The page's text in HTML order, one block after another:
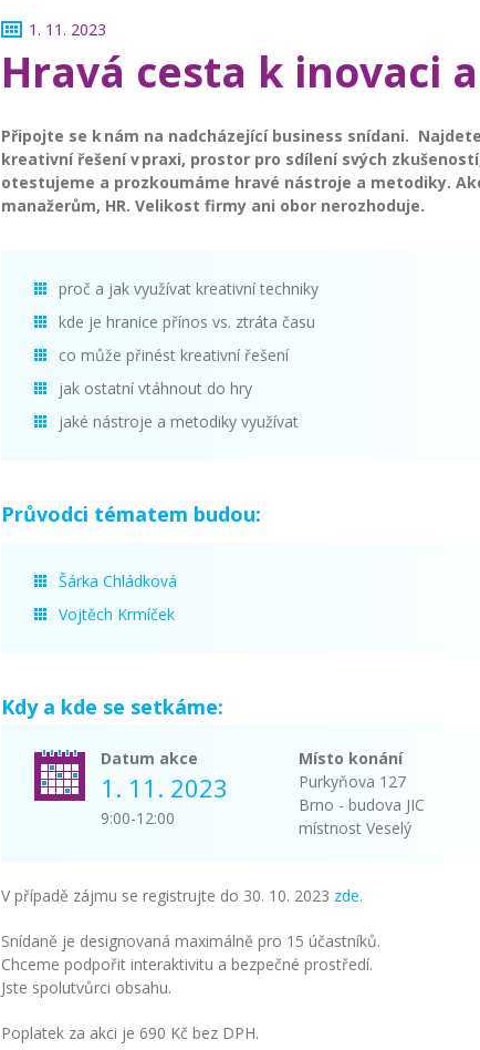
1. 11. 2023
Hravá cesta k inovaci
Připojte se k nám na nadcházející business snídani.
kreativní řešení v praxi, prostor pro sdílení svých
otestujeme a prozkoumáme hravé nástroje a metodiky.
manažerům, HR. Velikost firmy ani obor nerozhoduje.
proč a jak využívat kreativní techniky
kde je hranice přínos vs. ztráta času
co může přinést kreativní řešení
jak ostatní vtáhnout do hry
jaké nástroje a metodiky využívat
Průvodci tématem budou:
Šárka Chládková
Vojtěch Krmíček
Kdy a kde se setkáme:
Datum akce
1. 11. 2023
9:00-12:00
Místo konání
Purkyňova 127
Brno - budova JIC
místnost Veselý
V případě zájmu se registrujte do 30. 10. 2023 zde.
Snídaně je designovaná maximálně pro 15 účastníků.
Chceme podpořit interaktivitu a bezpečné prostředí.
Jste spolutvůrci obsahu.
Poplatek za akci je 690 Kč bez DPH.